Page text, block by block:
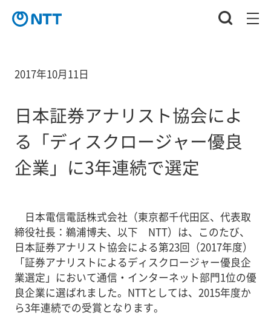
2017年10月11日
日本証券アナリスト協会によ
る「ディスクロージャー優良
企業」に3年連続で選定
日本電信電話株式会社（東京都千代田区、代表取
締役社長：鵜浦博夫、以下 NTT）は、このたび、
日本証券アナリスト協会による第23回（2017年度）
「証券アナリストによるディスクロージャー優良企
業選定」において通信・インターネット部門1位の優
良企業に選ばれました。NTTとしては、2015年度か
ら3年連続での受賞となります。